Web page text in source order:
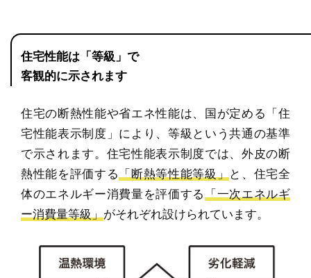
スマートセレクト
オンライン相談会
住宅性能は「等級」で
客観的に示されます
住宅の断熱性能や省エネ性能は、国が定める「住
宅性能表示制度」により、等級という共通の基準
で示されます。住宅性能表示制度では、外皮の断
熱性能を評価する「断熱等性能等級」と、住宅全
体のエネルギー消費量を評価する「一次エネルギ
ー消費量等級」がそれぞれ設けられています。